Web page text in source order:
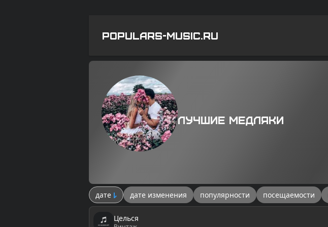
POPULARS-MUSIC.RU
Лучшие медляки
дате дате изменения популярности посещаемости
Целься